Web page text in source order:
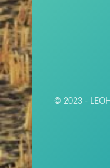
© 2023 -